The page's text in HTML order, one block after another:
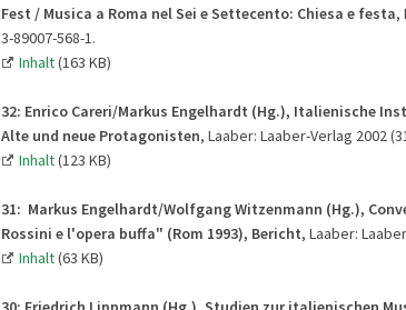
Fest / Musica a Roma nel Sei e Settecento: Chiesa e festa,
3-89007-568-1.
Inhalt(163 KB)
32: Enrico Careri/Markus Engelhardt (Hg.), Italienische
Alte und neue Protagonisten, Laaber: Laaber-Verlag 2002
Inhalt(123 KB)
31: Markus Engelhardt/Wolfgang Witzenmann (Hg.),
Rossini e l'opera buffa" (Rom 1993), Bericht, Laaber:
Inhalt(63 KB)